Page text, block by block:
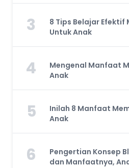
3
8 Tips Belajar Efektif
Untuk Anak
4
Mengenal Manfaat
Anak
5
Inilah 8 Manfaat
Anak
6
Pengertian Konsep
dan Manfaatnya,